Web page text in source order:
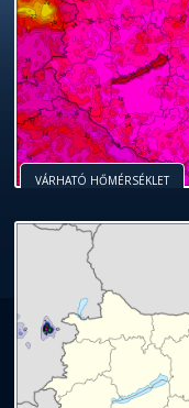
VÁRHATÓ HŐMÉRSÉKLET